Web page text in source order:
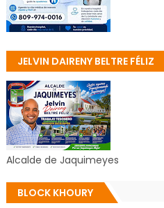
JELVIN DAIRENY BELTRE FÉLIZ
Alcalde de Jaquimeyes
BLOCK KHOURY